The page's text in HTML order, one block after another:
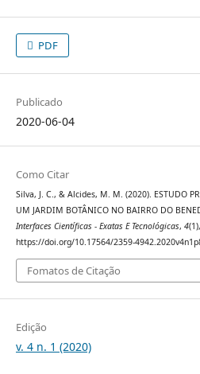
PDF
Publicado
2020-06-04
Como Citar
Silva, J. C., & Alcides, M. M. (2020). ESTUDO
UM JARDIM BOTÂNICO NO BAIRRO DO
Interfaces Científicas - Exatas E Tecnológicas, 4
https://doi.org/10.17564/2359-
Fomatos de Citação
Edição
v. 4 n. 1 (2020)